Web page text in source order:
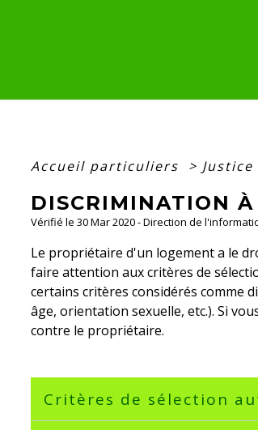
Accueil particuliers > Justice
DISCRIMINATION
Vérifié le 30 Mar 2020 - Direction de
Le propriétaire d'un logement a le
faire attention aux critères de
certains critères considérés comme
âge, orientation sexuelle, etc.). Si
contre le propriétaire.
Critères de sélection